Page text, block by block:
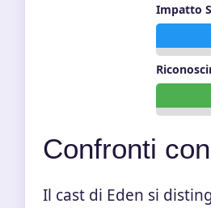
Impatto
Confronti
Il cast di Eden si